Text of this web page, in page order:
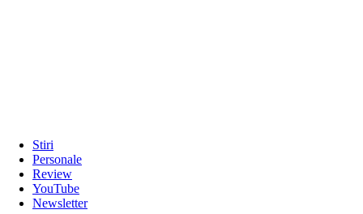
Stiri
Personale
Review
YouTube
Newsletter